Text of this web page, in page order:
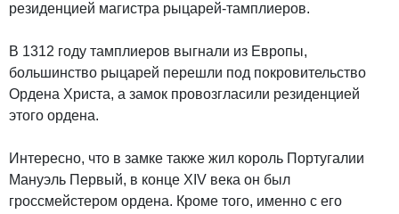
резиденцией магистра рыцарей-тамплиеров.
В 1312 году тамплиеров выгнали из Европы,
большинство рыцарей перешли под покровительство
Ордена Христа, а замок провозгласили резиденцией
этого ордена.
Интересно, что в замке также жил король Португалии
Мануэль Первый, в конце XIV века он был
гроссмейстером ордена. Кроме того, именно с его